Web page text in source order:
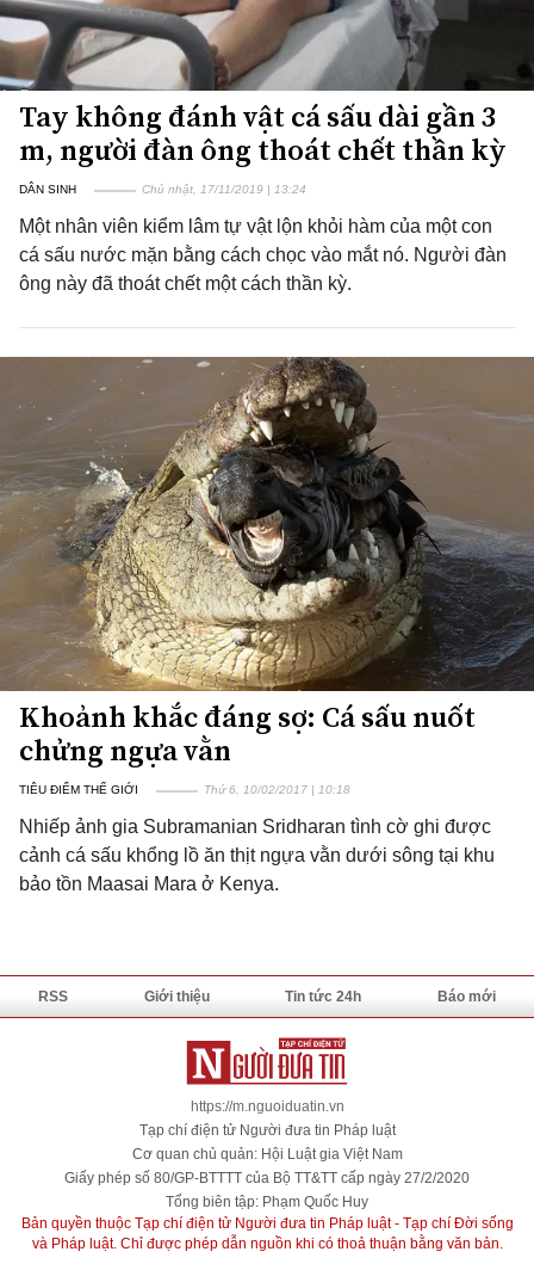
Tay không đánh vật cá sấu dài gần 3
m, người đàn ông thoát chết thần kỳ
DÂN SINH Chủ nhật, 17/11/2019 | 13:24
Một nhân viên kiểm lâm tự vật lộn khỏi hàm của một con
cá sấu nước mặn bằng cách chọc vào mắt nó. Người đàn
ông này đã thoát chết một cách thần kỳ.
Khoảnh khắc đáng sợ: Cá sấu nuốt
chửng ngựa vằn
TIÊU ĐIỂM THẾ GIỚI Thứ 6, 10/02/2017 | 10:18
Nhiếp ảnh gia Subramanian Sridharan tình cờ ghi được
cảnh cá sấu khổng lồ ăn thịt ngựa vằn dưới sông tại khu
bảo tồn Maasai Mara ở Kenya.
RSS Giới thiệu Tin tức 24h Báo mới
https://m.nguoiduatin.vn
Tạp chí điện tử Người đưa tin Pháp luật
Cơ quan chủ quản: Hội Luật gia Việt Nam
Giấy phép số 80/GP-BTTTT của Bộ TT&TT cấp ngày 27/2/2020
Tổng biên tập: Phạm Quốc Huy
Bản quyền thuộc Tạp chí điện tử Người đưa tin Pháp luật - Tạp chí Đời sống
và Pháp luật. Chỉ được phép dẫn nguồn khi có thoả thuận bằng văn bản.